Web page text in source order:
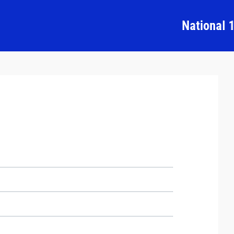
National 1